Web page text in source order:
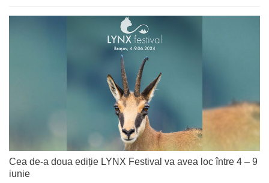
Cea de-a doua ediție LYNX Festival va avea loc între 4 – 9
iunie